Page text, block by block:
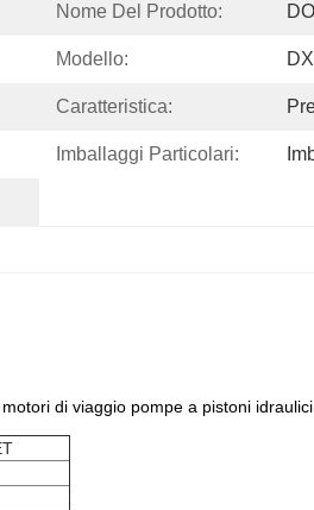
Nome Del Prodotto:
Modello:
Caratteristica:
Imballaggi Particolari:
di viaggio pompe a pistoni idraulici